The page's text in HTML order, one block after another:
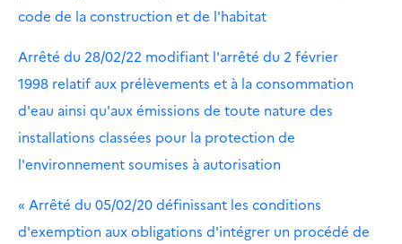
code de la construction et de l'habitat
Arrêté du 28/02/22 modifiant l'arrêté du 2 février
1998 relatif aux prélèvements et à la consommation
d'eau ainsi qu'aux émissions de toute nature des
installations classées pour la protection de
l'environnement soumises à autorisation
« Arrêté du 05/02/20 définissant les conditions
d'exemption aux obligations d'intégrer un procédé de